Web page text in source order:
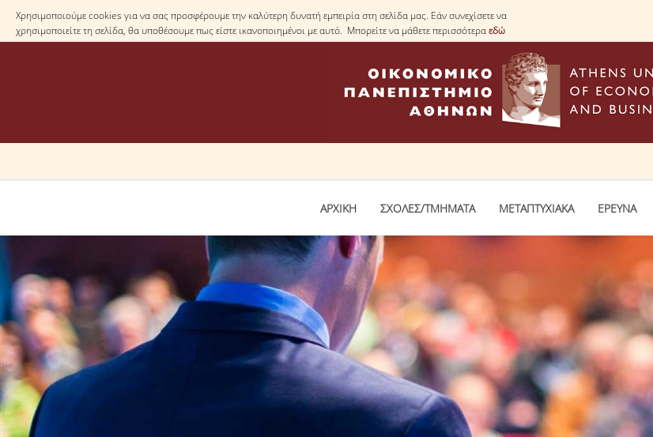
Χρησιμοποιούμε cookies για να σας προσφέρουμε την καλύτερη δυνατή εμπειρία στη σελίδα μας. Εάν συνεχίσετε να
χρησιμοποιείτε τη σελίδα, θα υποθέσουμε πως είστε ικανοποιημένοι με αυτό. Μπορείτε να μάθετε περισσότεραεδώ
ΑΡΧΙΚΗ ΣΧΟΛΕΣ/ΤΜΗΜΑΤΑ ΜΕΤΑΠΤΥΧΙΑΚΑ ΕΡΕΥΝΑ